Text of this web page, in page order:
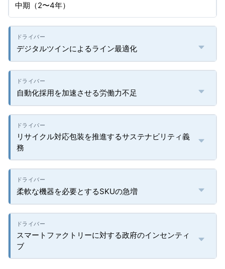
中期（2〜4年）
デジタルツインによるライン最適化
自動化採用を加速させる労働力不足
リサイクル対応包装を推進するサステナビリティ義
務
柔軟な機器を必要とするSKUの急増
スマートファクトリーに対する政府のインセンティ
ブ